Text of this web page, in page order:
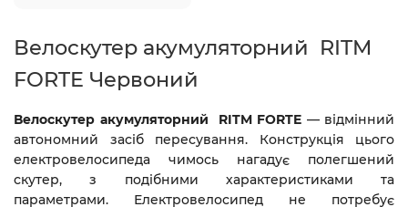
Велоскутер акумуляторний RITM
FORTE Червоний
Велоскутер акумуляторний RITM FORTE — відмінний
автономний засіб пересування. Конструкція цього
електровелосипеда чимось нагадує полегшений
скутер, з подібними характеристиками та
параметрами. Електровелосипед не потребує